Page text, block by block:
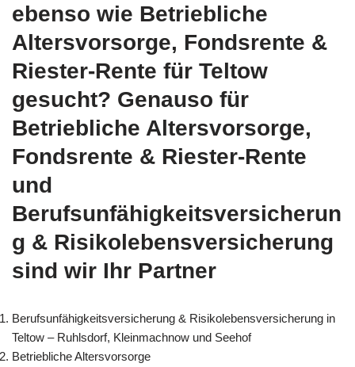
ebenso wie Betriebliche
Altersvorsorge, Fondsrente &
Riester-Rente für Teltow
gesucht? Genauso für
Betriebliche Altersvorsorge,
Fondsrente & Riester-Rente
und
Berufsunfähigkeitsversicherun
g & Risikolebensversicherung
sind wir Ihr Partner
Berufsunfähigkeitsversicherung & Risikolebensversicherung in
Teltow – Ruhlsdorf, Kleinmachnow und Seehof
Betriebliche Altersvorsorge